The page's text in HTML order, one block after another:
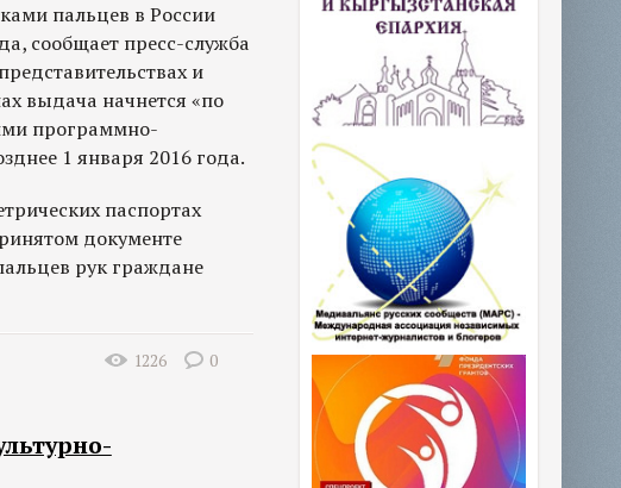
пальцев в России
сообщает пресс-служба
и
выдача начнется «по
программно-
1 января 2016 года.
паспортах
документе
рук граждане
1226 0